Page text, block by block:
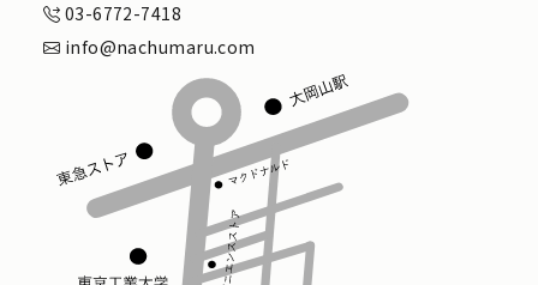
03-6772-7418
info@nachumaru.com